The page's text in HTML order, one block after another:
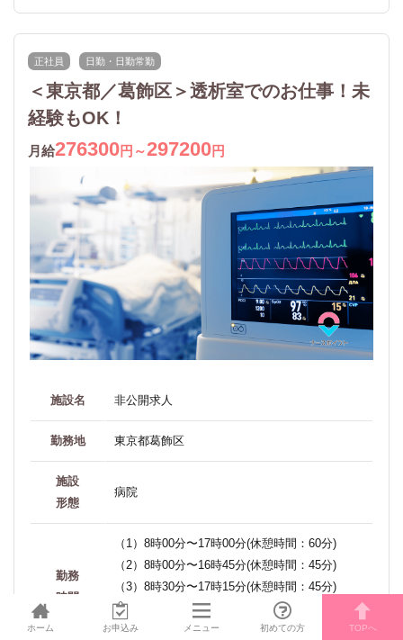
正社員 日勤・日勤常勤
＜東京都／葛飾区＞透析室でのお仕事！未
経験もOK！
月給276300円～297200円
施設名 非公開求人
勤務地 東京都葛飾区
施設
形態
病院
勤務
時間
（1）8時00分〜17時00分(休憩時間：60分)
（2）8時00分〜16時45分(休憩時間：45分)
（3）8時30分〜17時15分(休憩時間：45分)
（4）7時00分〜15時45分(休憩時間：45分)
（5）13時00分〜21時45分(休憩時間：45分)
ホーム お申込み メニュー 初めての方 TOPへ